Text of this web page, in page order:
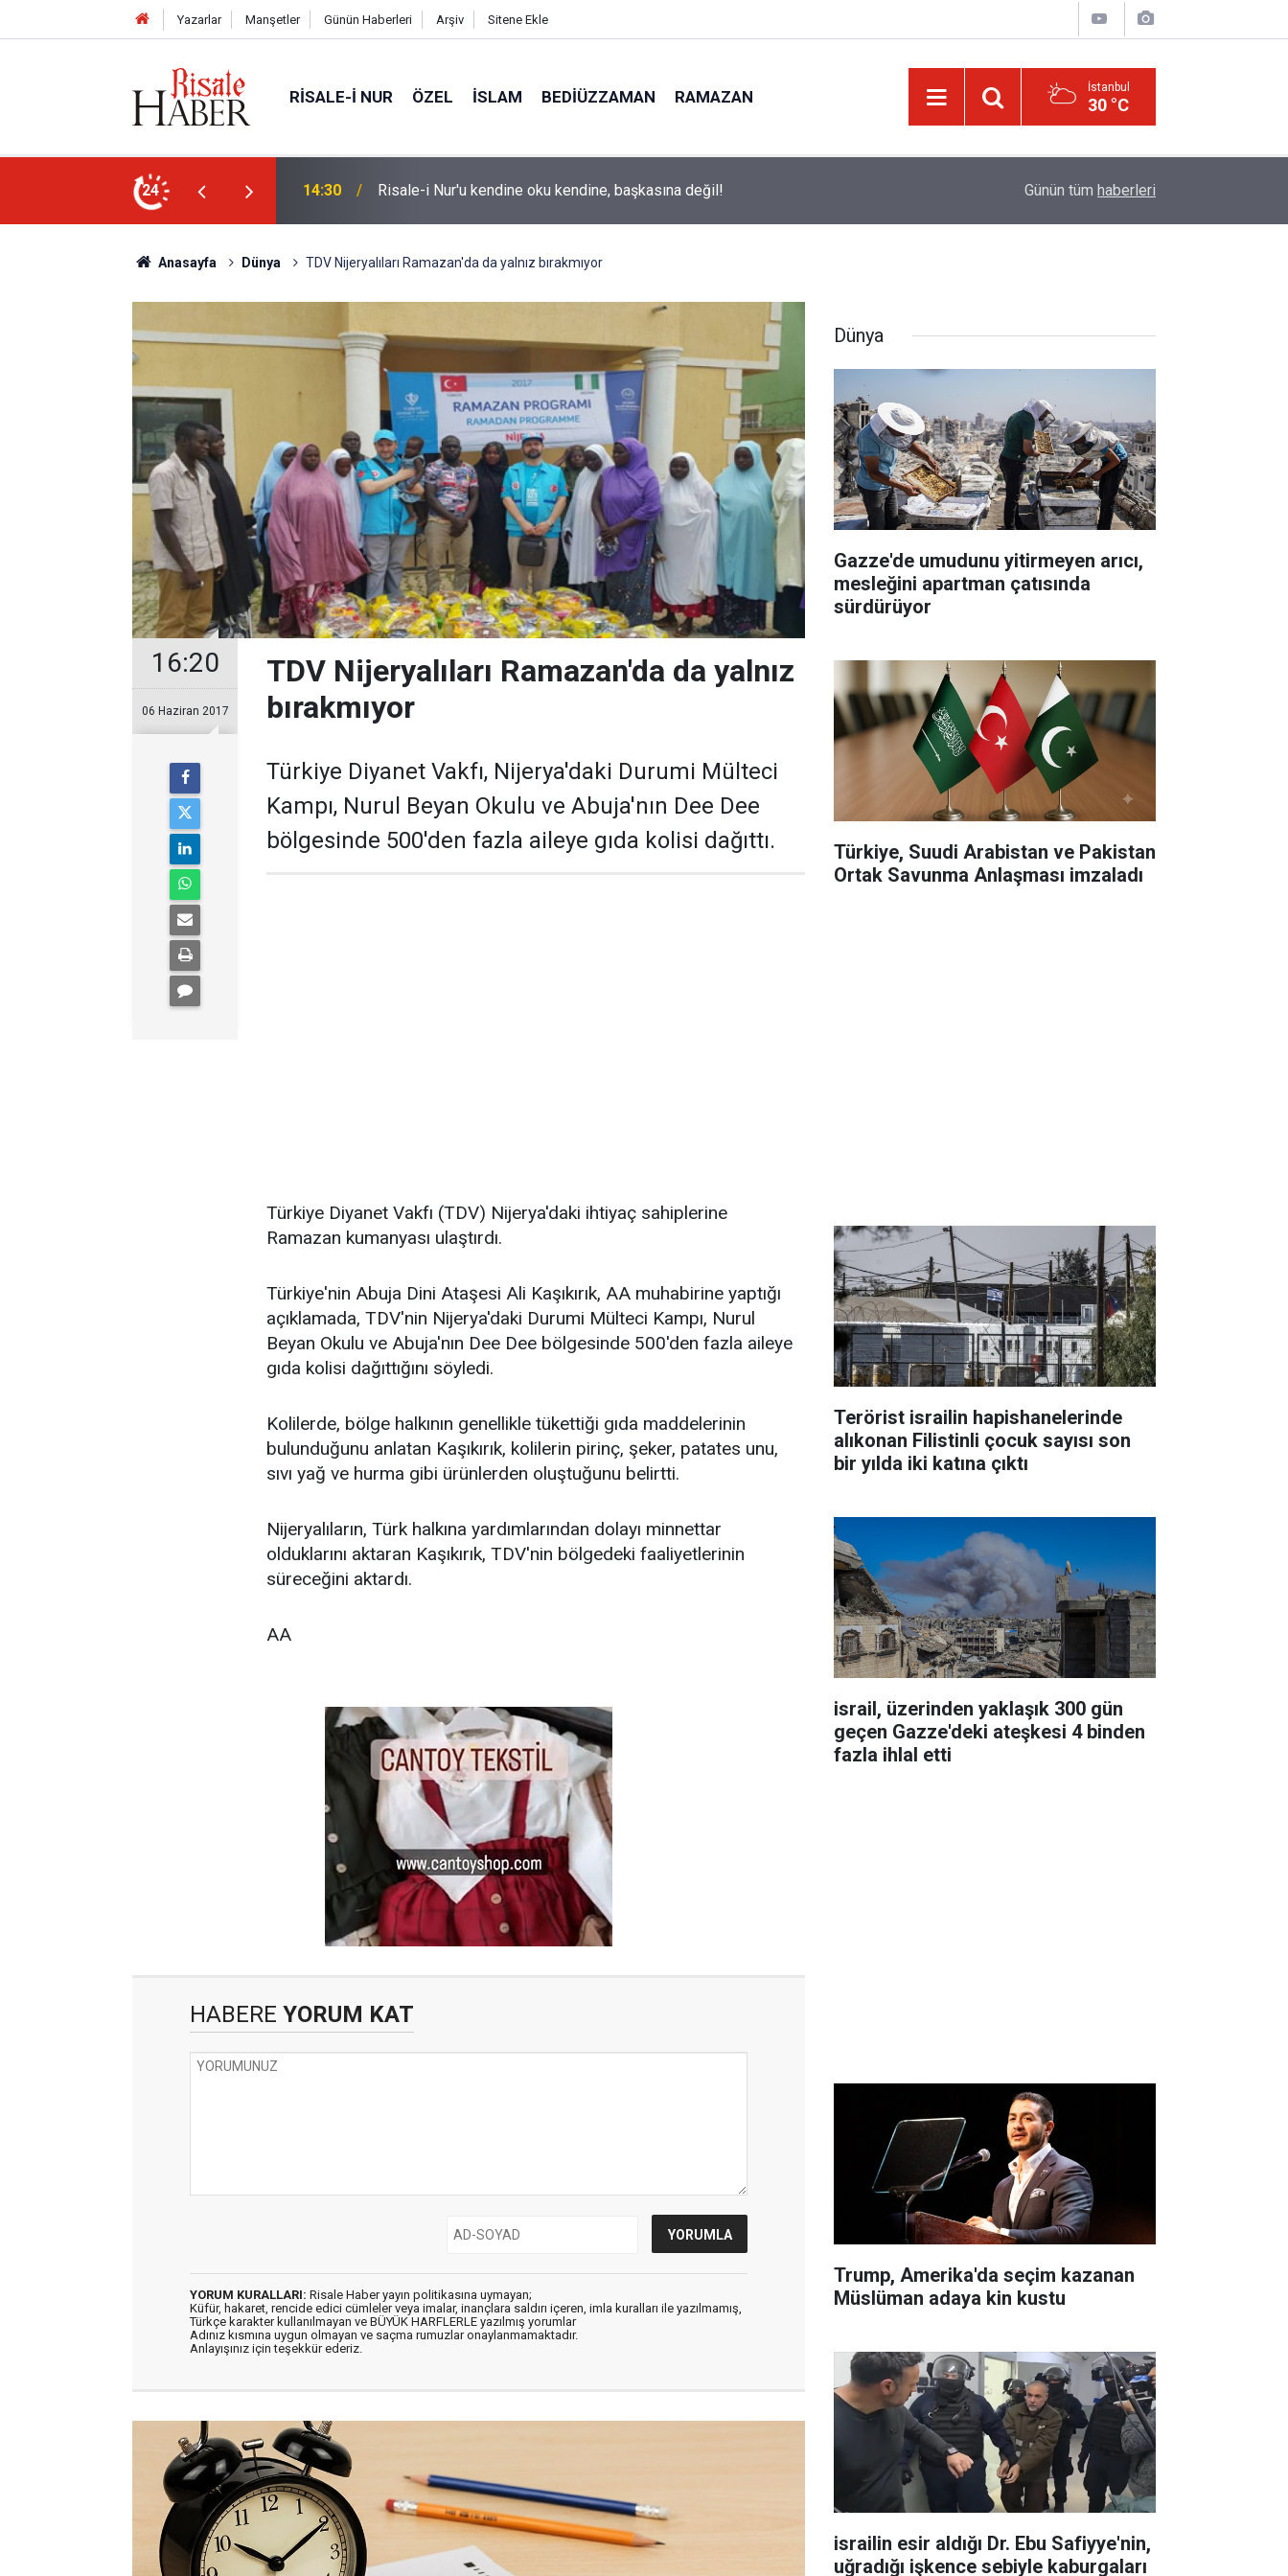
Yazarlar Manşetler Günün Haberleri Arşiv Sitene Ekle
RISALE-I NUR ÖZEL İSLAM BEDIÜZZAMAN RAMAZAN İstanbul
30 °C
24 14:00
atabilir' uyarısı
Türkiye-Suudi Arabistan-Pakistan Anlaşması
Günün tüm haberleri
Anasayfa Dünya TDV Nijeryalıları Ramazan'da da yalnız bırakmıyor
16:20
06 Haziran 2017
TDV Nijeryalıları Ramazan'da da yalnız
bırakmıyor
Türkiye Diyanet Vakfı, Nijerya'daki Durumi Mülteci
Kampı, Nurul Beyan Okulu ve Abuja'nın Dee Dee
bölgesinde 500'den fazla aileye gıda kolisi dağıttı.
Türkiye Diyanet Vakfı (TDV) Nijerya'daki ihtiyaç sahiplerine
Ramazan kumanyası ulaştırdı.
Türkiye'nin Abuja Dini Ataşesi Ali Kaşıkırık, AA muhabirine yaptığı
açıklamada, TDV'nin Nijerya'daki Durumi Mülteci Kampı, Nurul
Beyan Okulu ve Abuja'nın Dee Dee bölgesinde 500'den fazla aileye
gıda kolisi dağıttığını söyledi.
Kolilerde, bölge halkının genellikle tükettiği gıda maddelerinin
bulunduğunu anlatan Kaşıkırık, kolilerin pirinç, şeker, patates unu,
sıvı yağ ve hurma gibi ürünlerden oluştuğunu belirtti.
Nijeryalıların, Türk halkına yardımlarından dolayı minnettar
olduklarını aktaran Kaşıkırık, TDV'nin bölgedeki faaliyetlerinin
süreceğini aktardı.
AA
HABERE YORUM KAT
YORUM KURALLARI: Risale Haber yayın politikasına uymayan;
Küfür, hakaret, rencide edici cümleler veya imalar, inançlara saldırı içeren, imla kuralları ile yazılmamış,
Türkçe karakter kullanılmayan ve BÜYÜK HARFLERLE yazılmış yorumlar
Adınız kısmına uygun olmayan ve saçma rumuzlar onaylanmamaktadır.
Anlayışınız için teşekkür ederiz.
Dünya
Gazze'de umudunu yitirmeyen arıcı,
mesleğini apartman çatısında
sürdürüyor
Türkiye, Suudi Arabistan ve Pakistan
Ortak Savunma Anlaşması imzaladı
Terörist israilin hapishanelerinde
alıkonan Filistinli çocuk sayısı son
bir yılda iki katına çıktı
israil, üzerinden yaklaşık 300 gün
geçen Gazze'deki ateşkesi 4 binden
fazla ihlal etti
Trump, Amerika'da seçim kazanan
Müslüman adaya kin kustu
israilin esir aldığı Dr. Ebu Safiyye'nin,
uğradığı işkence sebiyle kaburgaları